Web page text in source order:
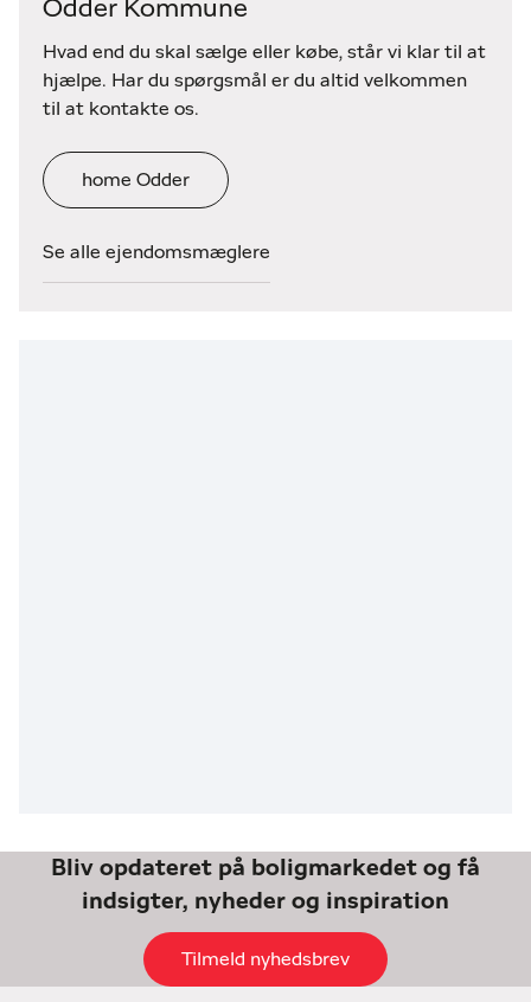
Odder Kommune
Hvad end du skal sælge eller købe, står vi klar til at
hjælpe. Har du spørgsmål er du altid velkommen
til at kontakte os.
home Odder
Se alle ejendomsmæglere
Bliv opdateret på boligmarkedet og få
indsigter, nyheder og inspiration
Tilmeld nyhedsbrev